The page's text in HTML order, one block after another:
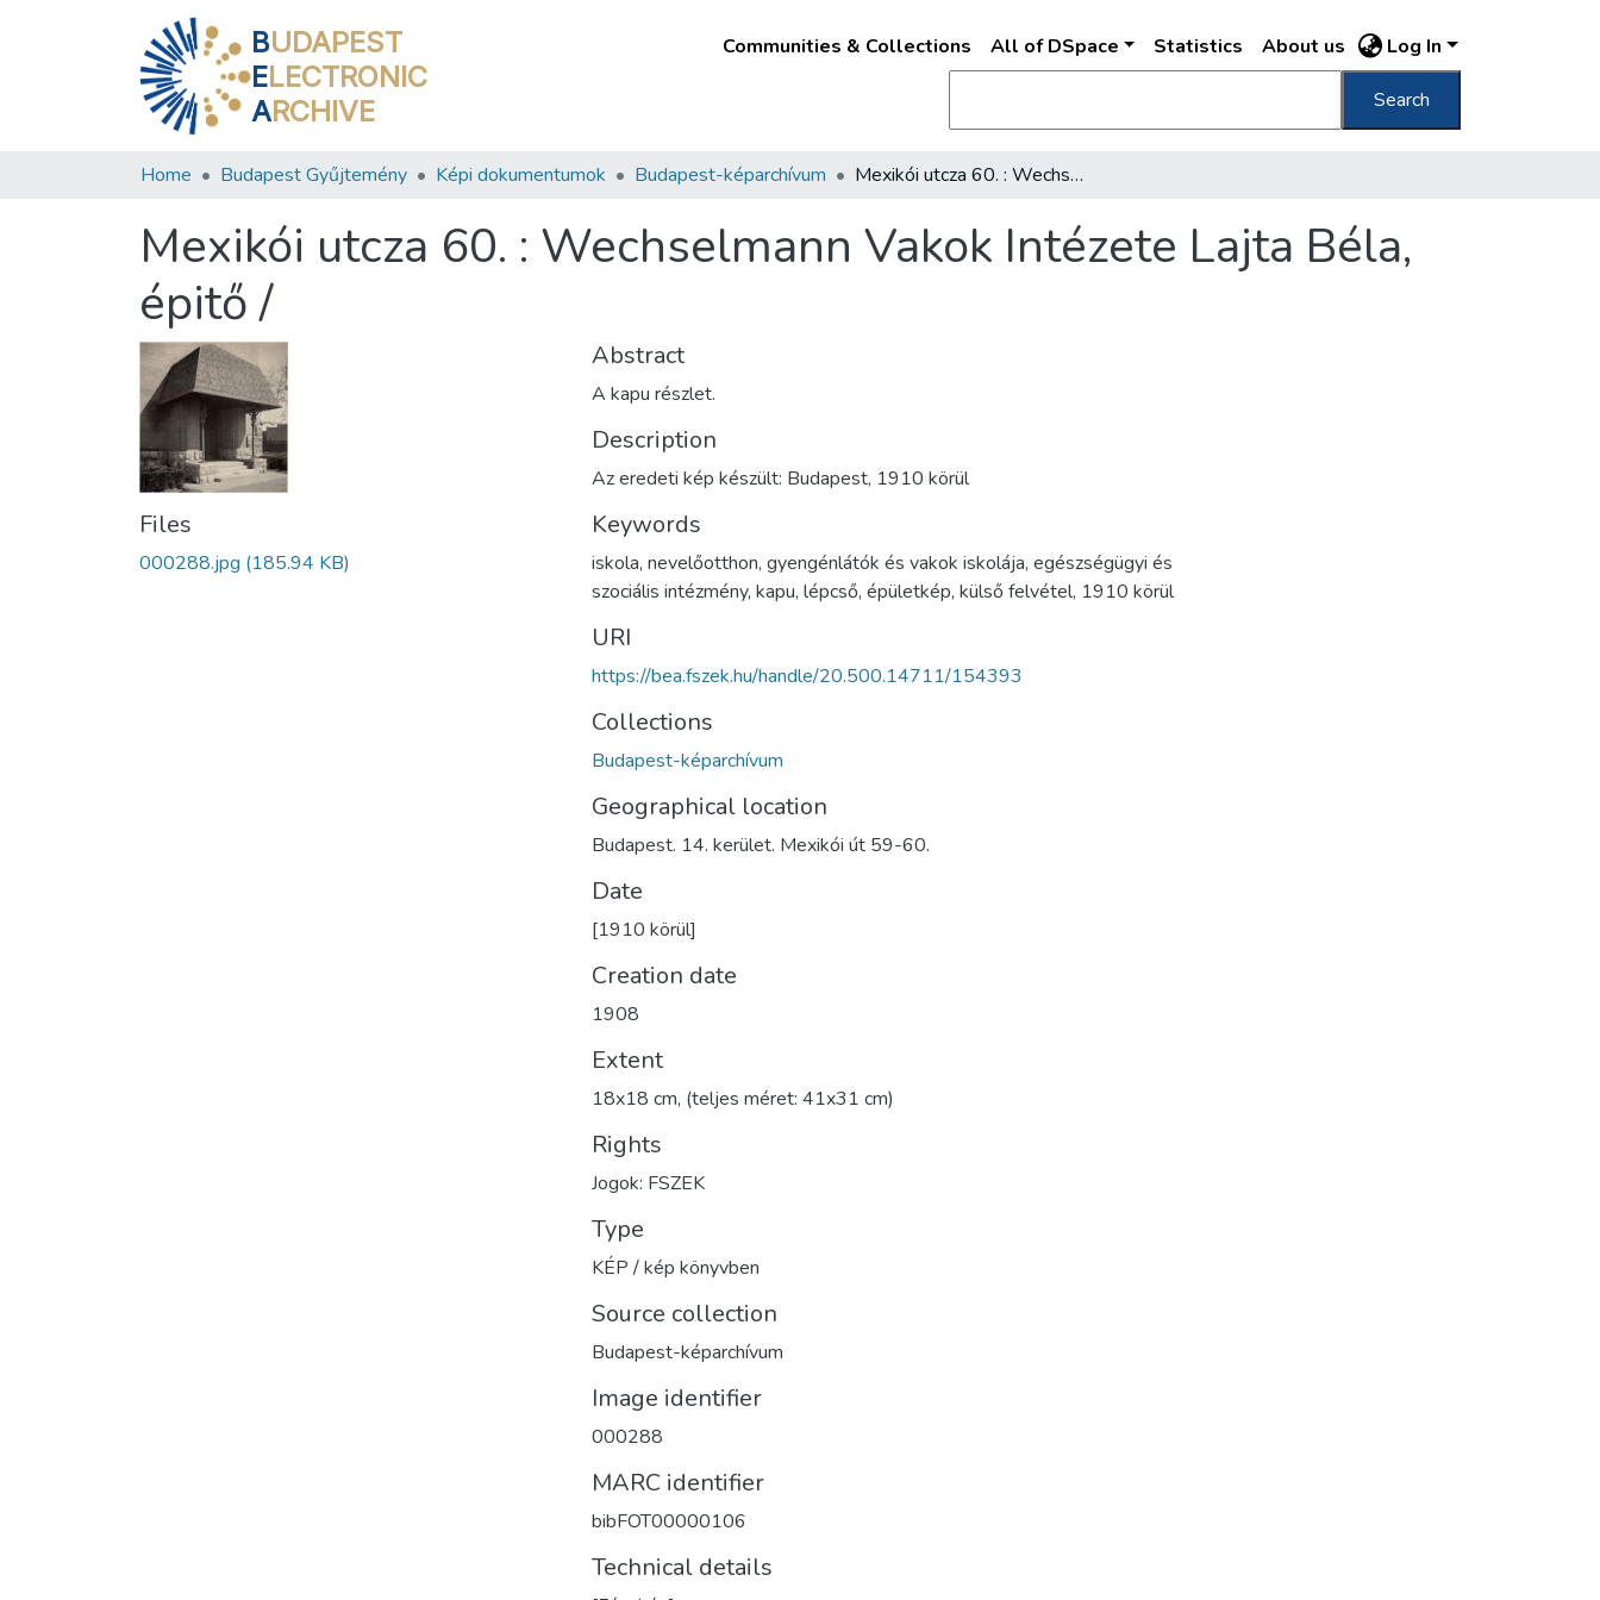
BUDAPEST
ELECTRONIC
ARCHIVE
Communities & Collections All of DSpace Statistics About us Log In
Search
Home Budapest Gyűjtemény Képi dokumentumok Budapest-képarchívum Mexikói utcza 60. : Wechselmann Vakok Intézete Lajta Béla, épitő /
Mexikói utcza 60. : Wechselmann Vakok Intézete Lajta Béla,
épitő /
Files
000288.jpg (185.94 KB)
Abstract
A kapu részlet.
Description
Az eredeti kép készült: Budapest, 1910 körül
Keywords
iskola, nevelőotthon, gyengénlátók és vakok iskolája, egészségügyi és
szociális intézmény, kapu, lépcső, épületkép, külső felvétel, 1910 körül
URI
https://bea.fszek.hu/handle/20.500.14711/154393
Collections
Budapest-képarchívum
Geographical location
Budapest. 14. kerület. Mexikói út 59-60.
Date
[1910 körül]
Creation date
1908
Extent
18x18 cm, (teljes méret: 41x31 cm)
Rights
Jogok: FSZEK
Type
KÉP / kép könyvben
Source collection
Budapest-képarchívum
Image identifier
000288
MARC identifier
bibFOT00000106
Technical details